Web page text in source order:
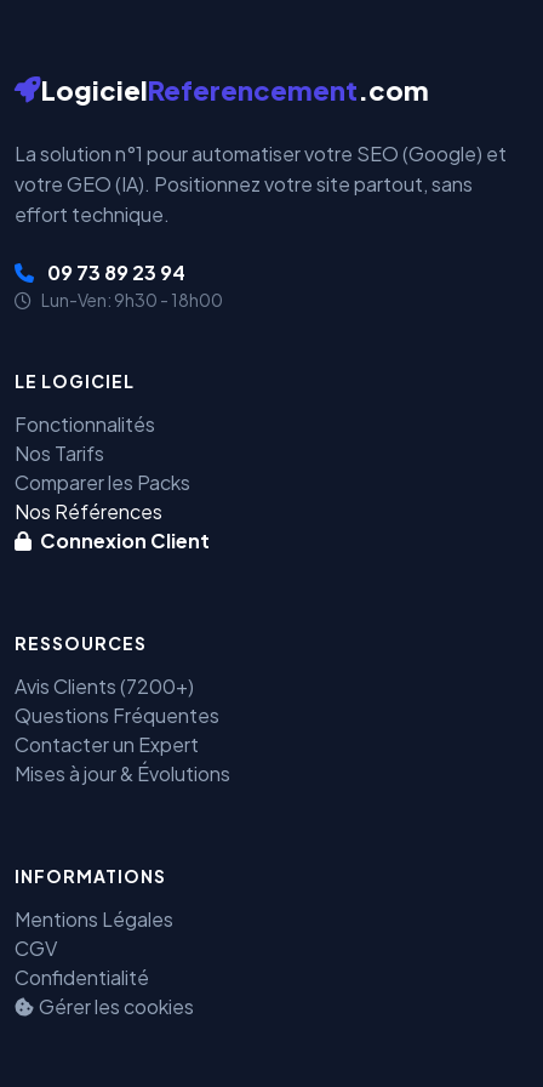
LogicielReferencement.com
La solution n°1 pour automatiser votre SEO (Google) et
votre GEO (IA). Positionnez votre site partout, sans
effort technique.
09 73 89 23 94
Lun-Ven: 9h30 - 18h00
LE LOGICIEL
Fonctionnalités
Nos Tarifs
Comparer les Packs
Nos Références
Connexion Client
RESSOURCES
Avis Clients (7200+)
Questions Fréquentes
Contacter un Expert
Mises à jour & Évolutions
INFORMATIONS
Mentions Légales
CGV
Confidentialité
Gérer les cookies